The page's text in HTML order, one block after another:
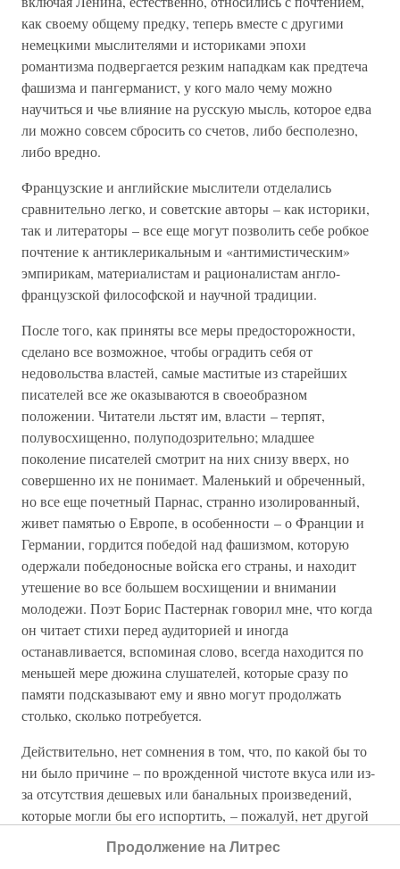
как своему общему предку, теперь вместе с другими
немецкими мыслителями и историками эпохи
романтизма подвергается резким нападкам как предтеча
фашизма и пангерманист, у кого мало чему можно
научиться и чье влияние на русскую мысль, которое едва
ли можно совсем сбросить со счетов, либо бесполезно,
либо вредно.
Французские и английские мыслители отделались
сравнительно легко, и советские авторы – как историки,
так и литераторы – все еще могут позволить себе робкое
почтение к антиклерикальным и «антимистическим»
эмпирикам, материалистам и рационалистам англо-
французской философской и научной традиции.
После того, как приняты все меры предосторожности,
сделано все возможное, чтобы оградить себя от
недовольства властей, самые маститые из старейших
писателей все же оказываются в своеобразном
положении. Читатели льстят им, власти – терпят,
полувосхищенно, полуподозрительно; младшее
поколение писателей смотрит на них снизу вверх, но
совершенно их не понимает. Маленький и обреченный,
но все еще почетный Парнас, странно изолированный,
живет памятью о Европе, в особенности – о Франции и
Германии, гордится победой над фашизмом, которую
одержали победоносные войска его страны, и находит
утешение во все большем восхищении и внимании
молодежи. Поэт Борис Пастернак говорил мне, что когда
он читает стихи перед аудиторией и иногда
останавливается, вспоминая слово, всегда находится по
меньшей мере дюжина слушателей, которые сразу по
памяти подсказывают ему и явно могут продолжать
столько, сколько потребуется.
Действительно, нет сомнения в том, что, по какой бы то
ни было причине – по врожденной чистоте вкуса или из-
за отсутствия дешевых или банальных произведений,
которые могли бы его испортить, – пожалуй, нет другой
посредственные, продаются в таких количествах и
Продолжение на Литрес